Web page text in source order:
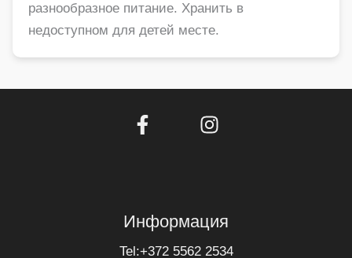
разнообразное питание. Хранить в
недоступном для детей месте.
Информация
Tel:+372 5562 2534